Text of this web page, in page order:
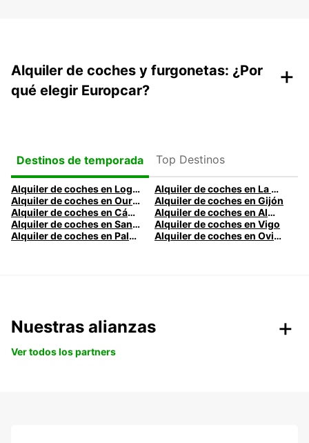
Alquiler de coches y furgonetas: ¿Por
qué elegir Europcar?
+
Destinos de temporada Top Destinos
Alquiler de coches en Logroño
Alquiler de coches en La Coruña
Alquiler de coches en Ourense
Alquiler de coches en Gijón
Alquiler de coches en Cádiz
Alquiler de coches en Almería
Alquiler de coches en Santander
Alquiler de coches en Vigo
Alquiler de coches en Palma
Alquiler de coches en Oviedo
Nuestras alianzas
Ver todos los partners